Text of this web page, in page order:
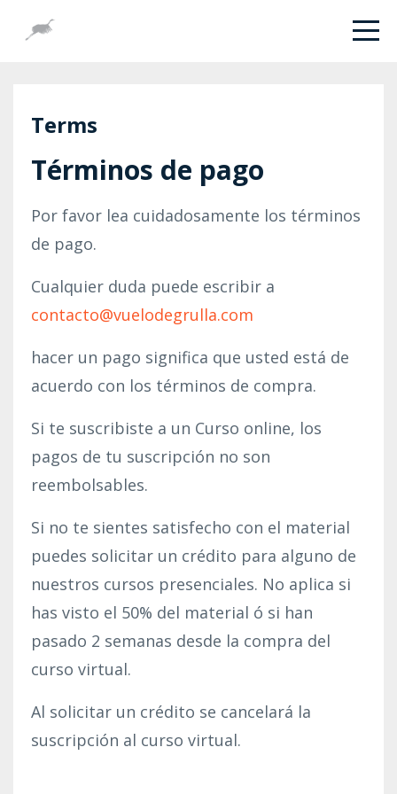
Terms
Términos de pago
Por favor lea cuidadosamente los términos
de pago.
Cualquier duda puede escribir a
contacto@vuelodegrulla.com
hacer un pago significa que usted está de
acuerdo con los términos de compra.
Si te suscribiste a un Curso online, los
pagos de tu suscripción no son
reembolsables.
Si no te sientes satisfecho con el material
puedes solicitar un crédito para alguno de
nuestros cursos presenciales. No aplica si
has visto el 50% del material ó si han
pasado 2 semanas desde la compra del
curso virtual.
Al solicitar un crédito se cancelará la
suscripción al curso virtual.